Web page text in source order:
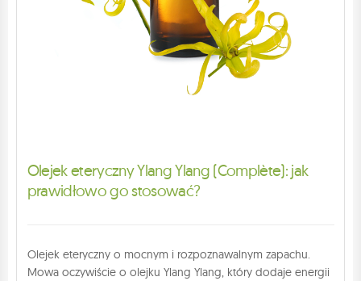
Olejek eteryczny Ylang Ylang (Complète): jak
prawidłowo go stosować?
Olejek eteryczny o mocnym i rozpoznawalnym zapachu.
Mowa oczywiście o olejku Ylang Ylang, który dodaje energii